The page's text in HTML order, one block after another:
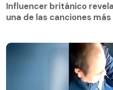
Influencer británico
una de las canciones